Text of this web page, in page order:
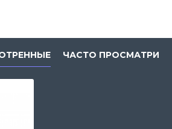
ЧАСТО